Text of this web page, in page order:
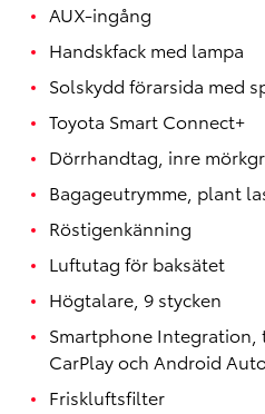
AUX-ingång
Handskfack med lampa
Solskydd förarsida med
Toyota Smart Connect+
Dörrhandtag, inre
Bagageutrymme, plant
Röstigenkänning
Luftutag för baksätet
Högtalare, 9 stycken
Smartphone
CarPlay och Android
Friskluftsfilter